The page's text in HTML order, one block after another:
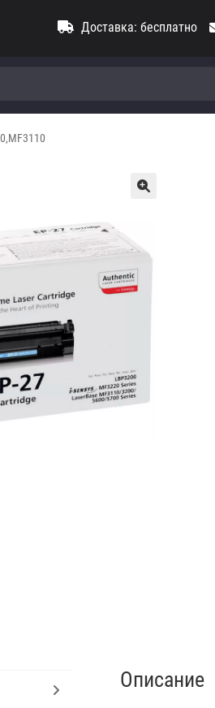
Доставка: бесплатно
Описание